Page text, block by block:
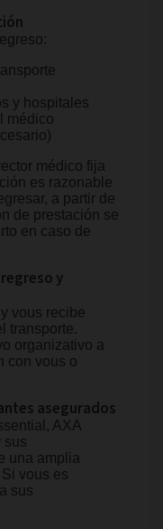
y hospitales
médico
médico fija
es razonable
a partir de
de prestación se
en caso de
y
vous recibe
transporte.
organizativo a
con vous o
asegurados
AXA
sus
una amplia
vous es
sus